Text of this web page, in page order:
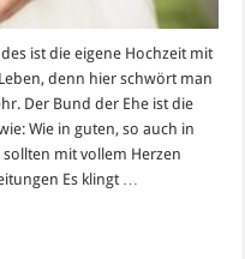
ist die eigene Hochzeit mit
denn hier schwört man
Der Bund der Ehe ist die
Wie in guten, so auch in
mit vollem Herzen
Es klingt …